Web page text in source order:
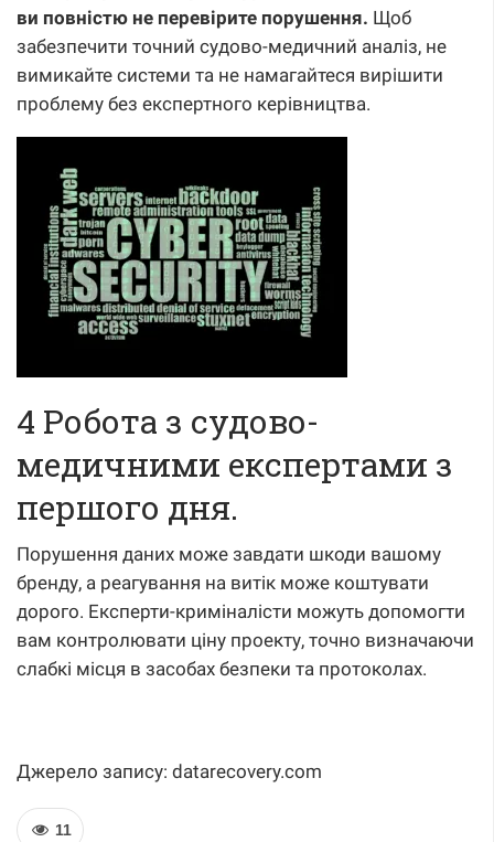
ви повністю не перевірите порушення. Щоб
забезпечити точний судово-медичний аналіз, не
вимикайте системи та не намагайтеся вирішити
проблему без експертного керівництва.
4 Робота з судово-
медичними експертами з
першого дня.
Порушення даних може завдати шкоди вашому
бренду, а реагування на витік може коштувати
дорого. Експерти-криміналісти можуть допомогти
вам контролювати ціну проекту, точно визначаючи
слабкі місця в засобах безпеки та протоколах.
Джерело запису: datarecovery.com
11